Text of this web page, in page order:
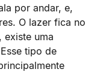
por andar, e,
O lazer fica no
existe uma
tipo de